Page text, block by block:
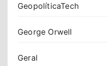
GeopolíticaTech
George Orwell
Geral